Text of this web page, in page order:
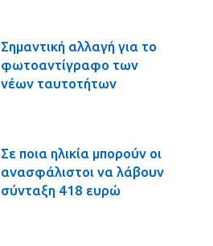
Σημαντική αλλαγή για το
φωτοαντίγραφο των
νέων ταυτοτήτων
Σε ποια ηλικία μπορούν οι
ανασφάλιστοι να λάβουν
σύνταξη 418 ευρώ